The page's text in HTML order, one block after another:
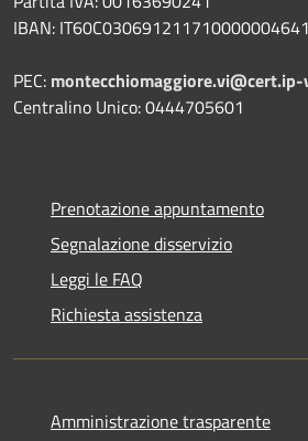
IBAN:
PEC:
Centralino Unico: 0444705601
Prenotazione appuntamento
Segnalazione disservizio
Leggi le FAQ
Richiesta assistenza
Amministrazione trasparente